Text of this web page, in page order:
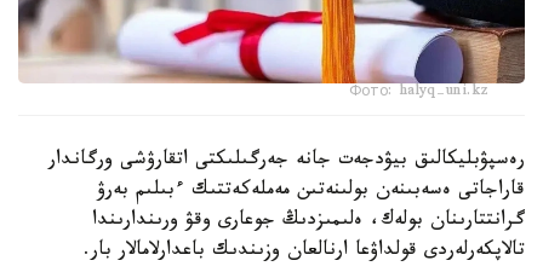
Фото: halyq-uni.kz
رەسپۋبليكالىق بيۋدجەت جانە جەرگىلىكتى اتقارۋشى ورگاندار
قاراجاتى ەسەبىنەن بولىنەتىن مەملەكەتتىك ءبىلىم بەرۋ
گرانتتارىنان بولەك، ەلىمىزدىڭ جوعارى وقۋ ورىندارىندا
تالاپكەرلەردى قولداۋعا ارنالعان وزىندىك باعدارلامالار بار.